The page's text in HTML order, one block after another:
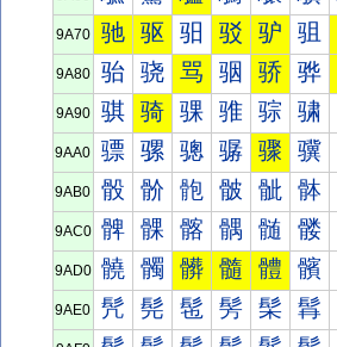
9A70 驰 驱 驲 驳 驴 驵
9A80 骀 骁 骂 骃 骄 骅
9A90 骐 骑 骒 骓 骔 骕
9AA0 骠 骡 骢 骣 骤 骥
9AB0 骰 骱 骲 骳 骴 骵
9AC0 髀 髁 髂 髃 髄 髅
9AD0 髐 髑 髒 髓 體 髕
9AE0 髠 髡 髢 髣 髤 髥